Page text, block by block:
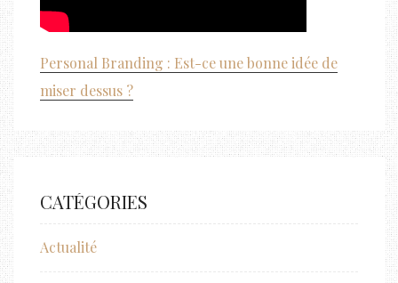
Personal Branding : Est-ce une bonne idée de
miser dessus ?
CATÉGORIES
Actualité